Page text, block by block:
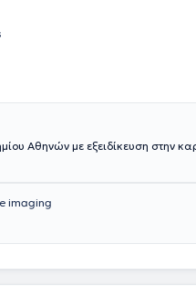
Αθηνών με εξειδίκευση στην
imaging